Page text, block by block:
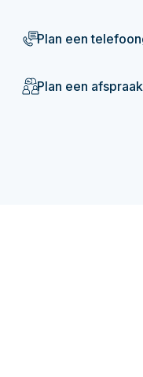
Plan een
Plan een